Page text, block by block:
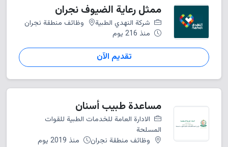
ممثل رعاية الضيوف نجران
شركة النهدي الطبية
وظائف منطقة نجران
منذ 216 يوم
تقديم الآن
مساعدة طبيب أسنان
الادارة العامة للخدمات الطبية للقوات
المسلحة
وظائف منطقة نجران
منذ 2019 يوم